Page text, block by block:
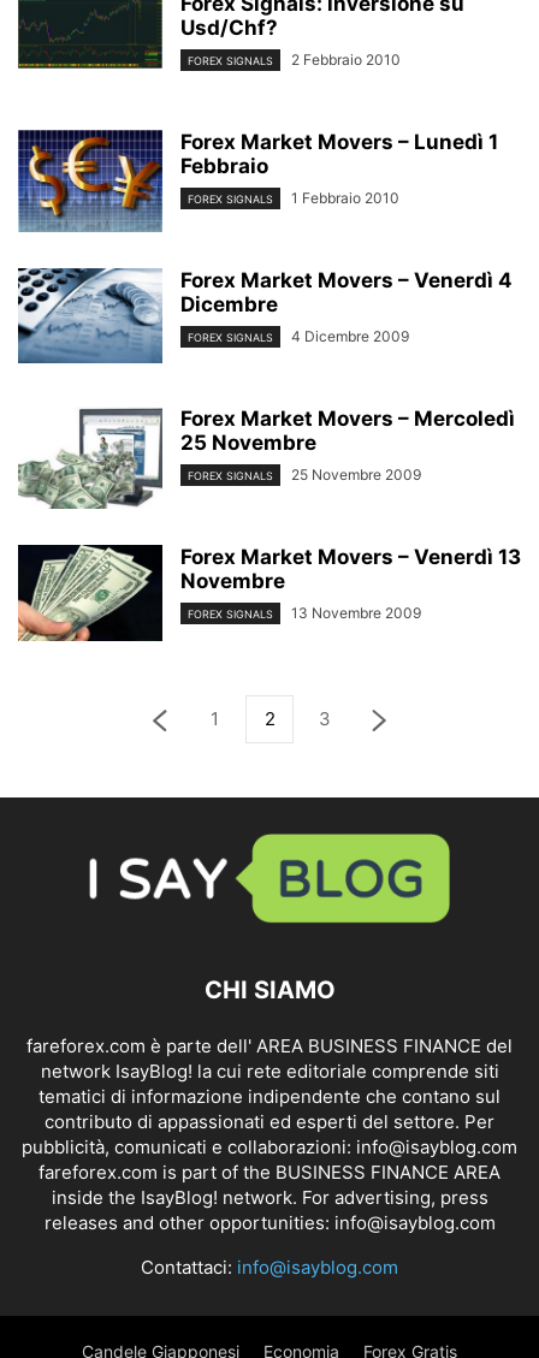
Usd/Chf?
FOREX SIGNALS 2 Febbraio 2010
Forex Market Movers – Lunedì 1
Febbraio
FOREX SIGNALS 1 Febbraio 2010
Forex Market Movers – Venerdì 4
Dicembre
FOREX SIGNALS 4 Dicembre 2009
Forex Market Movers – Mercoledì
25 Novembre
FOREX SIGNALS 25 Novembre 2009
Forex Market Movers – Venerdì 13
Novembre
FOREX SIGNALS 13 Novembre 2009
1 2 3
CHI SIAMO
fareforex.com è parte dell' AREA BUSINESS FINANCE del
network IsayBlog! la cui rete editoriale comprende siti
tematici di informazione indipendente che contano sul
contributo di appassionati ed esperti del settore. Per
pubblicità, comunicati e collaborazioni: info@isayblog.com
fareforex.com is part of the BUSINESS FINANCE AREA
inside the IsayBlog! network. For advertising, press
releases and other opportunities: info@isayblog.com
Contattaci: info@isayblog.com
Candele Giapponesi Economia Forex Gratis